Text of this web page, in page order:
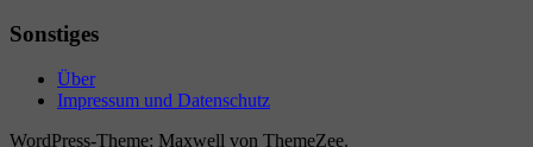
Sonstiges
Über
Impressum und Datenschutz
WordPress-Theme: Maxwell von ThemeZee.